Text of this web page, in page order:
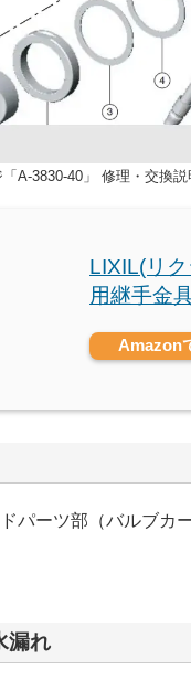
A-3830-40」 修理・交換説
LIXIL(リ
用継手金
Amazon
パーツ部（バルブカ
漏れ